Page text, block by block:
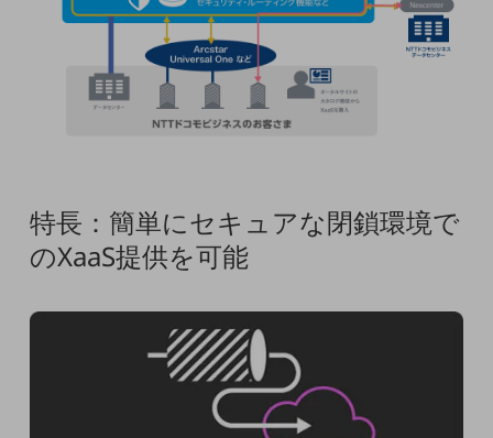
サービス・ソリューションTOP
DXに関する課題を解決する
サービス・ソリューションをご紹介
カテゴリーで探す
電話・映像コミュニケーション
特長：簡単にセキュアな閉鎖環境で
のXaaS提供を可能